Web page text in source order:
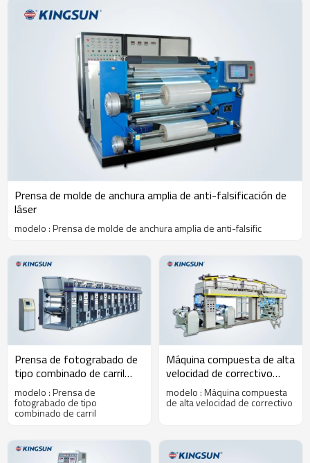
Prensa de molde de anchura amplia de anti-falsificación de
láser
modelo : Prensa de molde de anchura amplia de anti-falsific
Prensa de fotograbado de
tipo combinado de carril
intermedio de ordenador de
la serie de KASY-E
modelo : Prensa de
fotograbado de tipo
combinado de carril
Máquina compuesta de alta
velocidad de correctivo
fotoeléctrico del tipo de
QDF-H
modelo : Máquina compuesta
de alta velocidad de correctivo